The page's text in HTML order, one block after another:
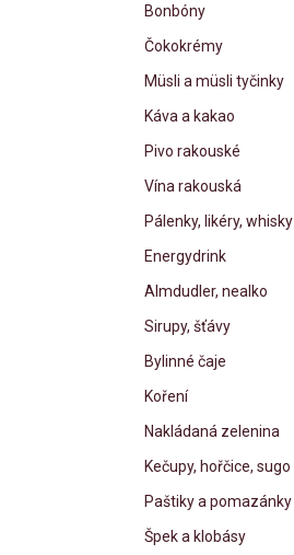
Bonbóny
Čokokrémy
Müsli a müsli tyčinky
Káva a kakao
Pivo rakouské
Vína rakouská
Pálenky, likéry, whisky
Energydrink
Almdudler, nealko
Sirupy, šťávy
Bylinné čaje
Koření
Nakládaná zelenina
Kečupy, hořčice, sugo
Paštiky a pomazánky
Špek a klobásy